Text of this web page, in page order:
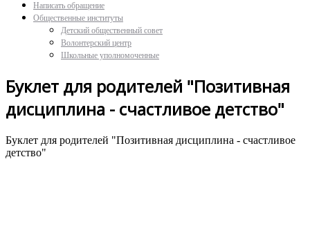
Написать обращение
Общественные институты
Детский общественный совет
Волонтерский центр
Школьные уполномоченные
Буклет для родителей "Позитивная
дисциплина - счастливое детство"
Буклет для родителей "Позитивная дисциплина - счастливое
детство"